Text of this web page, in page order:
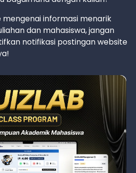
informasi menarik
dan mahasiswa, jangan
notifikasi postingan website